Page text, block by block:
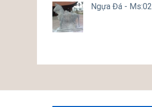
Ngựa Đá - Ms:02